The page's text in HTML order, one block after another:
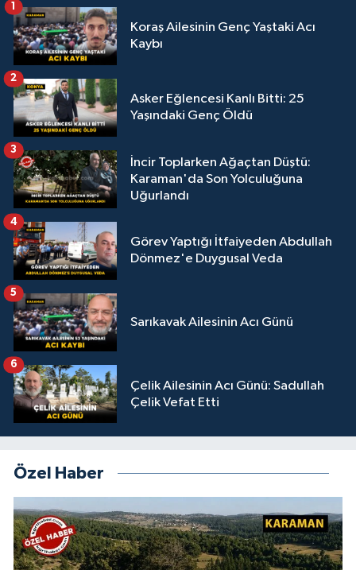
Koraş Ailesinin Genç Yaştaki Acı
Kaybı
1
Asker Eğlencesi Kanlı Bitti: 25
Yaşındaki Genç Öldü
2
İncir Toplarken Ağaçtan Düştü:
Karaman'da Son Yolculuğuna
Uğurlandı
3
Görev Yaptığı İtfaiyeden Abdullah
Dönmez'e Duygusal Veda
4
Sarıkavak Ailesinin Acı Günü
5
Çelik Ailesinin Acı Günü: Sadullah
Çelik Vefat Etti
6
Özel Haber